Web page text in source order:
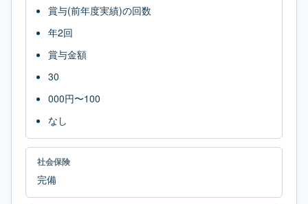
賞与(前年度実績)の回数
年2回
賞与金額
30
000円〜100
なし
社会保険
完備